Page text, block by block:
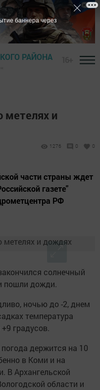
РАЙОНА
метелях и
1276 0 0
части страны ждет
газете"
РФ
солнечный
пошли дожди.
ночью до -2, днем
температура
градусов.
держится на 10
в Коми и на
В Архангельской
области и
баннера через